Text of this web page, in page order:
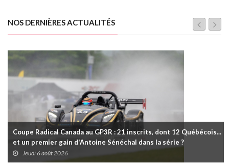
NOS DERNIÈRES ACTUALITÉS
Coupe Radical Canada au GP3R : 21 inscrits, dont 12 Québécois...
et un premier gain d'Antoine Sénéchal dans la série ?
Jeudi 6 août 2026